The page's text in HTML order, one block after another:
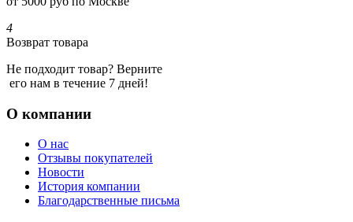
4
Возврат товара
Не подходит товар? Верните
его нам в течение 7 дней!
О компании
О нас
Отзывы покупателей
Новости
История компании
Благодарственные письма